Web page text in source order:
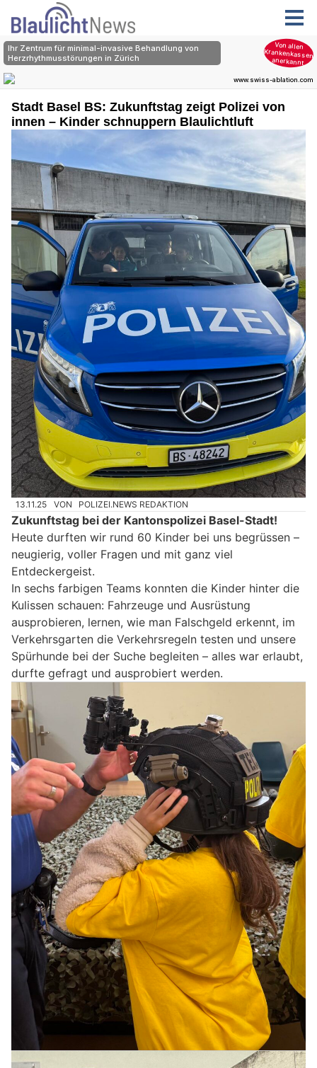
Stadt Basel BS: Zukunftstag zeigt Polizei von
innen – Kinder schnuppern Blaulichtluft
13.11.25 VON POLIZEI.NEWS REDAKTION
Zukunftstag bei der Kantonspolizei Basel-Stadt!
Heute durften wir rund 60 Kinder bei uns begrüssen –
neugierig, voller Fragen und mit ganz viel
Entdeckergeist.
In sechs farbigen Teams konnten die Kinder hinter die
Kulissen schauen: Fahrzeuge und Ausrüstung
ausprobieren, lernen, wie man Falschgeld erkennt, im
Verkehrsgarten die Verkehrsregeln testen und unsere
Spürhunde bei der Suche begleiten – alles war erlaubt,
durfte gefragt und ausprobiert werden.